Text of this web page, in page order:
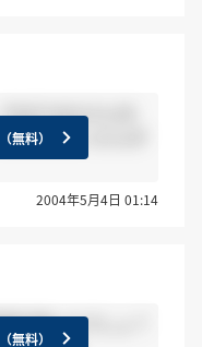
はりみなさん30
日になかったらダ
無料）
2004年5月4日 01:14
号書いたでしょ？
無料）